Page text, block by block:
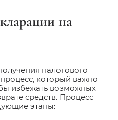
на
налогового
который важно
избежать возможных
средств. Процесс
этапы: